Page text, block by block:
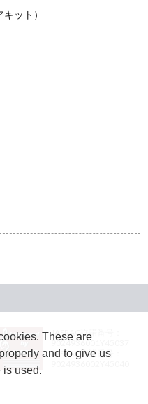
ット）
JASRAC許諾番号：
9024936001Y45037
JASRAC許諾番号：
These are
and to give us
is used.